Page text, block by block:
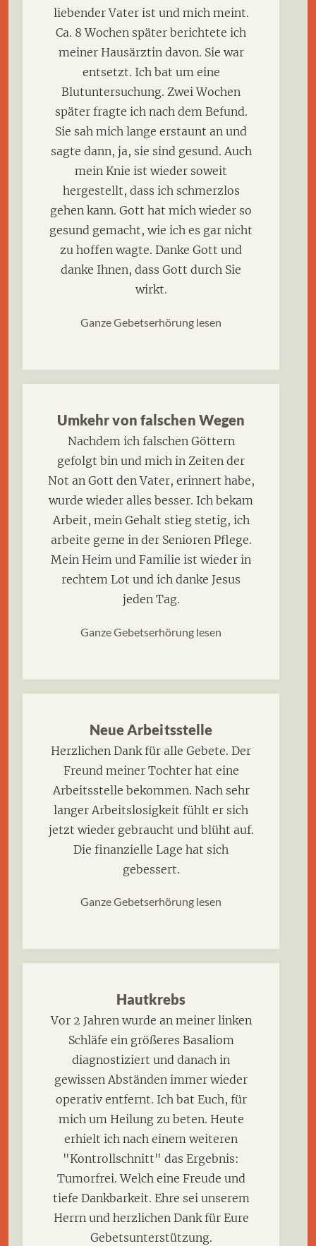
liebender Vater ist und mich meint.
Ca. 8 Wochen später berichtete ich
meiner Hausärztin davon. Sie war
entsetzt. Ich bat um eine
Blutuntersuchung. Zwei Wochen
später fragte ich nach dem Befund.
Sie sah mich lange erstaunt an und
sagte dann, ja, sie sind gesund. Auch
mein Knie ist wieder soweit
hergestellt, dass ich schmerzlos
gehen kann. Gott hat mich wieder so
gesund gemacht, wie ich es gar nicht
zu hoffen wagte. Danke Gott und
danke Ihnen, dass Gott durch Sie
wirkt.
Ganze Gebetserhörung lesen
Umkehr von falschen Wegen
Nachdem ich falschen Göttern
gefolgt bin und mich in Zeiten der
Not an Gott den Vater, erinnert habe,
wurde wieder alles besser. Ich bekam
Arbeit, mein Gehalt stieg stetig, ich
arbeite gerne in der Senioren Pflege.
Mein Heim und Familie ist wieder in
rechtem Lot und ich danke Jesus
jeden Tag.
Ganze Gebetserhörung lesen
Neue Arbeitsstelle
Herzlichen Dank für alle Gebete. Der
Freund meiner Tochter hat eine
Arbeitsstelle bekommen. Nach sehr
langer Arbeitslosigkeit fühlt er sich
jetzt wieder gebraucht und blüht auf.
Die finanzielle Lage hat sich
gebessert.
Ganze Gebetserhörung lesen
Hautkrebs
Vor 2 Jahren wurde an meiner linken
Schläfe ein größeres Basaliom
diagnostiziert und danach in
gewissen Abständen immer wieder
operativ entfernt. Ich bat Euch, für
mich um Heilung zu beten. Heute
erhielt ich nach einem weiteren
"Kontrollschnitt" das Ergebnis:
Tumorfrei. Welch eine Freude und
tiefe Dankbarkeit. Ehre sei unserem
Herrn und herzlichen Dank für Eure
Gebetsunterstützung.